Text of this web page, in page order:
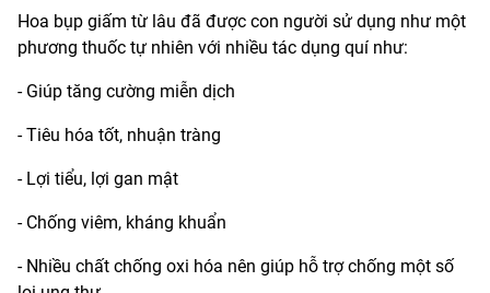
Hoa bụp giấm từ lâu đã được con người sử dụng như một
phương thuốc tự nhiên với nhiều tác dụng quí như:
- Giúp tăng cường miễn dịch
- Tiêu hóa tốt, nhuận tràng
- Lợi tiểu, lợi gan mật
- Chống viêm, kháng khuẩn
- Nhiều chất chống oxi hóa nên giúp hỗ trợ chống một số